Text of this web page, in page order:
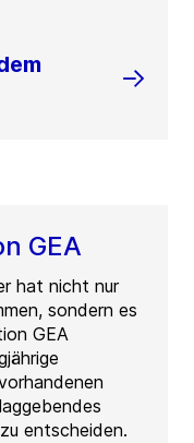
GEA
hat nicht nur
sondern es
GEA
entscheiden.